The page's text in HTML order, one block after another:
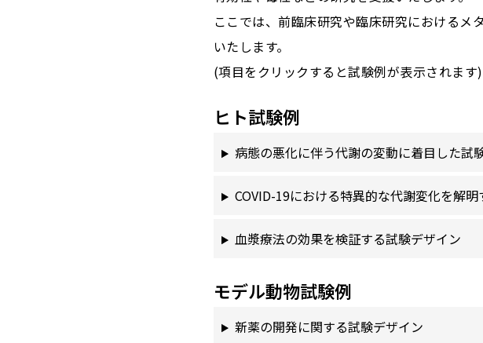
ここでは、前臨床研究や臨床研究におけるメ
いたします。
(項目をクリックすると試験例が表示されます)
ヒト試験例
病態の悪化に伴う代謝の変動に着目した試
COVID-19における特異的な代謝変化を解
血漿療法の効果を検証する試験デザイン
モデル動物試験例
新薬の開発に関する試験デザイン